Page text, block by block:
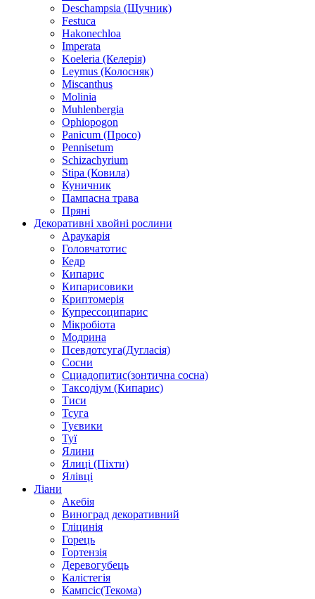
Deschampsia (Щучник)
Festuca
Hakonechloa
Imperata
Koeleria (Келерія)
Leymus (Колосняк)
Miscanthus
Molinia
Muhlenbergia
Ophiopogon
Panicum (Просо)
Pennisetum
Schizachyrium
Stipa (Ковила)
Куничник
Пампасна трава
Пряні
Декоративні хвойні рослини
Араукарія
Головчатотис
Кедр
Кипарис
Кипарисовики
Криптомерія
Купрессоципарис
Мікробіота
Модрина
Псевдотсуга(Дугласія)
Сосни
Сциадопитис(зонтична сосна)
Таксодіум (Кипарис)
Тиси
Тсуга
Туєвики
Туї
Ялини
Ялиці (Піхти)
Ялівці
Ліани
Акебія
Виноград декоративний
Гліцинія
Горець
Гортензія
Деревогубець
Калістегія
Кампсіс(Текома)